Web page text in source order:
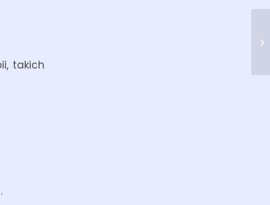
takich